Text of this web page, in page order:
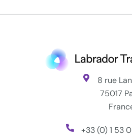
8 rue
75017
+33 (0) 1 53